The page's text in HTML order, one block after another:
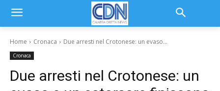
Home Cronaca Due arresti nel Crotonese: un evaso...
Cronaca
Due arresti nel Crotonese: un